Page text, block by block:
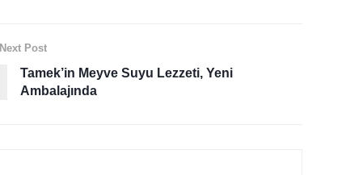
Next Post
Tamek’in Meyve Suyu Lezzeti, Yeni
Ambalajında